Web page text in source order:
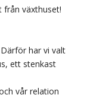
från växthuset!
har vi valt
ett stenkast
vår relation